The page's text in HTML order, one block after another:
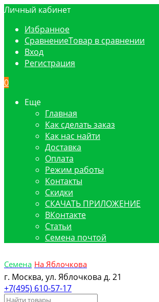
Личный кабинет
Избранное
СравнениеТовар в сравнении
Вход
Регистрация
0
Еще
Главная
Как сделать заказ
Как нас найти
Доставка
Оплата
Режим работы
Контакты
Скидки
СКАЧАТЬ ПРИЛОЖЕНИЕ
ВКонтакте
Статьи
Семена почтой
Семена На Яблочкова
г. Москва, ул. Яблочкова д. 21
+7(495) 610-57-17